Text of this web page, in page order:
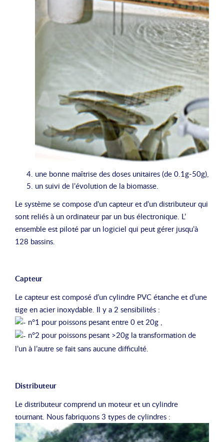
une bonne maîtrise des doses unitaires (de 0.1g-50g),
un suivi de l’évolution de la biomasse.
Le système se compose d’un capteur et d’un distributeur qui
sont reliés à un ordinateur par un bus électronique. L’
ensemble est piloté par un logiciel qui peut gérer jusqu’à
128 bassins.
Capteur
Le capteur est composé d’un cylindre PVC étanche et d’une
tige en acier inoxydable. Il y a 2 sensibilités :
n°1 pour poissons pesant entre 0 et 20g ,
n°2 pour poissons pesant >20g la transformation de
l’un à l’autre se fait sans aucune difficulté.
Distributeur
Le distributeur comprend un moteur et un cylindre
tournant. Nous fabriquons 3 types de cylindres :